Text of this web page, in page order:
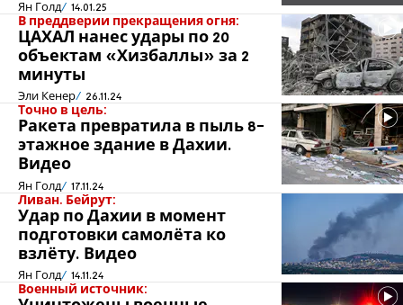
Ян Голд 14.01.25
В преддверии прекращения огня:
ЦАХАЛ нанес удары по 20
объектам «Хизбаллы» за 2
минуты
Эли Кенер 26.11.24
Точно в цель:
Ракета превратила в пыль 8-
этажное здание в Дахии.
Видео
Ян Голд 17.11.24
Ливан. Бейрут:
Удар по Дахии в момент
подготовки самолёта ко
взлёту. Видео
Ян Голд 14.11.24
Военный источник: